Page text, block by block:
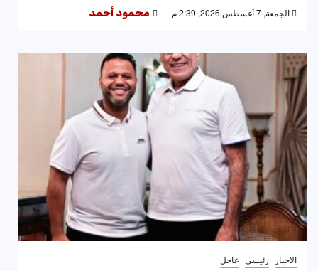
الجمعة, 7 أغسطس 2026, 2:39 م محمود أحمد
الاخبار رئيسى عاجل